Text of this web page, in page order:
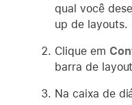
qual você
up de layouts.
Clique em
barra de
Na caixa de